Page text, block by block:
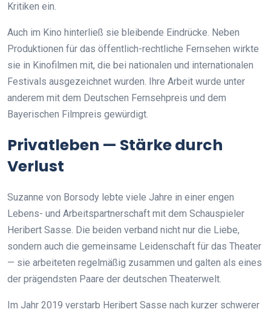
Kritiken ein.
Auch im Kino hinterließ sie bleibende Eindrücke. Neben
Produktionen für das öffentlich-rechtliche Fernsehen wirkte
sie in Kinofilmen mit, die bei nationalen und internationalen
Festivals ausgezeichnet wurden. Ihre Arbeit wurde unter
anderem mit dem Deutschen Fernsehpreis und dem
Bayerischen Filmpreis gewürdigt.
Privatleben — Stärke durch
Verlust
Suzanne von Borsody lebte viele Jahre in einer engen
Lebens- und Arbeitspartnerschaft mit dem Schauspieler
Heribert Sasse. Die beiden verband nicht nur die Liebe,
sondern auch die gemeinsame Leidenschaft für das Theater
— sie arbeiteten regelmäßig zusammen und galten als eines
der prägendsten Paare der deutschen Theaterwelt.
Im Jahr 2019 verstarb Heribert Sasse nach kurzer schwerer